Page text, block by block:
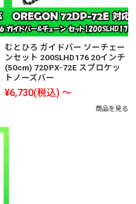
むとひろ ガイドバー ソーチェー
ンセット 200SLHD176 20インチ
(50cm) 72DPX-72E スプロケッ
トノーズバー
¥6,730(税込) ～
商品を見る